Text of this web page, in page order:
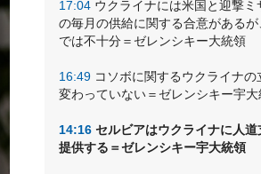
17:04 ウクライナには米国と迎撃ミ
の毎月の供給に関する合意がある
では不十分＝ゼレンシキー大統領
16:49 コソボに関するウクライナの
変わっていない＝ゼレンシキー宇大
14:16 セルビアはウクライナに人道
提供する＝ゼレンシキー宇大統領